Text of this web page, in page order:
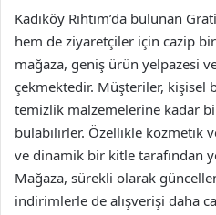
Kadıköy Rıhtım’da bulunan
hem de ziyaretçiler için cazip bir
mağaza, geniş ürün yelpazesi
çekmektedir. Müşteriler, kişisel
temizlik malzemelerine kadar
bulabilirler. Özellikle kozmetik
ve dinamik bir kitle tarafından
Mağaza, sürekli olarak
indirimlerle de alışverişi daha